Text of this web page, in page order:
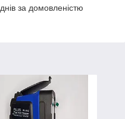
за домовленістю